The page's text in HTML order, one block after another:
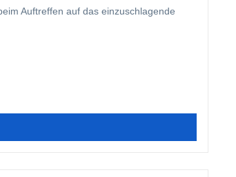
Auftreffen auf das einzuschlagende